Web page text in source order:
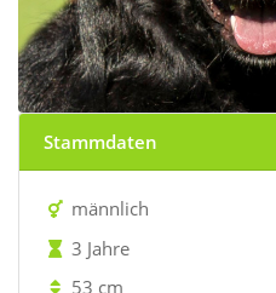
Stammdaten
männlich
3 Jahre
53 cm